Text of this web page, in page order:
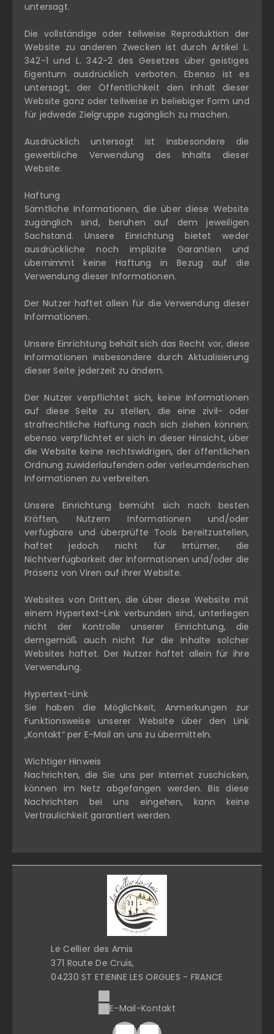
untersagt.
Die vollständige oder teilweise Reproduktion der
Website zu anderen Zwecken ist durch Artikel L.
342-1 und L. 342-2 des Gesetzes über geistiges
Eigentum ausdrücklich verboten. Ebenso ist es
untersagt, der Öffentlichkeit den Inhalt dieser
Website ganz oder teilweise in beliebiger Form und
für jedwede Zielgruppe zugänglich zu machen.
Ausdrücklich untersagt ist insbesondere die
gewerbliche Verwendung des Inhalts dieser
Website.
Haftung
Sämtliche Informationen, die über diese Website
zugänglich sind, beruhen auf dem jeweiligen
Sachstand. Unsere Einrichtung bietet weder
ausdrückliche noch implizite Garantien und
übernimmt keine Haftung in Bezug auf die
Verwendung dieser Informationen.
Der Nutzer haftet allein für die Verwendung dieser
Informationen.
Unsere Einrichtung behält sich das Recht vor, diese
Informationen insbesondere durch Aktualisierung
dieser Seite jederzeit zu ändern.
Der Nutzer verpflichtet sich, keine Informationen
auf diese Seite zu stellen, die eine zivil- oder
strafrechtliche Haftung nach sich ziehen können;
ebenso verpflichtet er sich in dieser Hinsicht, über
die Website keine rechtswidrigen, der öffentlichen
Ordnung zuwiderlaufenden oder verleumderischen
Informationen zu verbreiten.
Unsere Einrichtung bemüht sich nach besten
Kräften, Nutzern Informationen und/oder
verfügbare und überprüfte Tools bereitzustellen,
haftet jedoch nicht für Irrtümer, die
Nichtverfügbarkeit der Informationen und/oder die
Präsenz von Viren auf ihrer Website.
Websites von Dritten, die über diese Website mit
einem Hypertext-Link verbunden sind, unterliegen
nicht der Kontrolle unserer Einrichtung, die
demgemäß auch nicht für die Inhalte solcher
Websites haftet. Der Nutzer haftet allein für ihre
Verwendung.
Hypertext-Link
Sie haben die Möglichkeit, Anmerkungen zur
Funktionsweise unserer Website über den Link
„Kontakt“ per E-Mail an uns zu übermitteln.
Wichtiger Hinweis
Nachrichten, die Sie uns per Internet zuschicken,
können im Netz abgefangen werden. Bis diese
Nachrichten bei uns eingehen, kann keine
Vertraulichkeit garantiert werden.
Le Cellier des Amis
371 Route De Cruis,
04230 ST ETIENNE LES ORGUES - FRANCE
E-Mail-Kontakt